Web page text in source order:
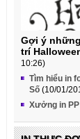
Gợi ý
trí
10:26)
Tìm hiểu in
Số (10/01/
Xưởng in PP